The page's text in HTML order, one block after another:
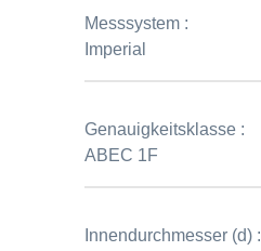
Messsystem :
Imperial
Genauigkeitsklasse :
ABEC 1F
Innendurchmesser (d) :